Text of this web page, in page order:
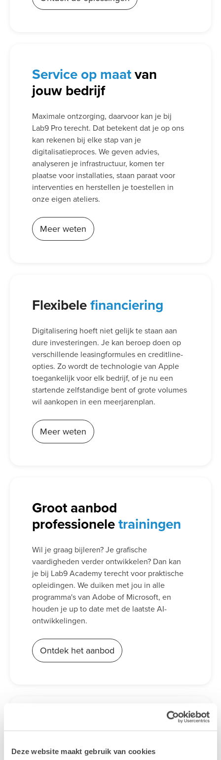
Deze website maakt gebruik van cookies
Serviceop maatvan
jouw bedrijf
Maximale ontzorging, daarvoor kan je bij
Lab9 Pro terecht. Dat betekent dat je op ons
kan rekenen bij elke stap van je
digitalisatieproces. We geven advies,
analyseren je infrastructuur, komen ter
plaatse voor installaties, staan paraat voor
interventies en herstellen je toestellen in
onze eigen ateliers.
Meer weten
Flexibelefinanciering
Digitalisering hoeft niet gelijk te staan aan
dure investeringen. Je kan beroep doen op
verschillende leasingformules en creditline-
opties. Zo wordt de technologie van Apple
toegankelijk voor elk bedrijf, of je nu een
startende zelfstandige bent of grote volumes
wil aankopen in een meerjarenplan.
Meer weten
Groot aanbod
professioneletrainingen
Wil je graag bijleren? Je grafische
vaardigheden verder ontwikkelen? Dan kan
je bij Lab9 Academy terecht voor praktische
opleidingen. We duiken met jou in alle
programma's van Adobe of Microsoft, en
houden je up to date met de laatste AI-
ontwikkelingen.
Ontdek het aanbod
Gratiswebinars &